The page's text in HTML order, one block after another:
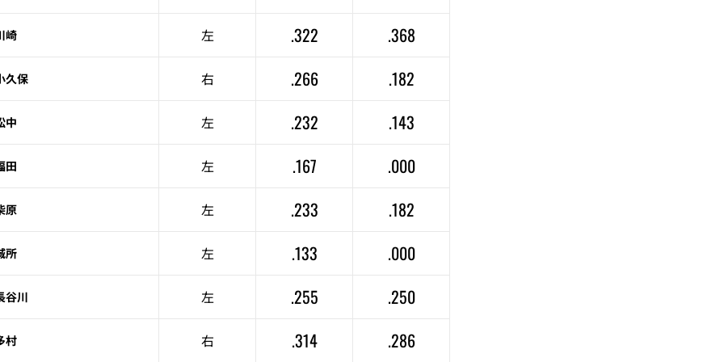
崎 左 .322 .368
久保 右 .266 .182
中 左 .232 .143
田 左 .167 .000
原 左 .233 .182
所 左 .133 .000
谷川 左 .255 .250
村 右 .314 .286